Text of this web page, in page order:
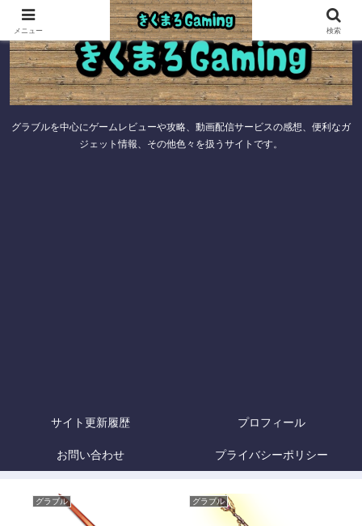
グラブルを中心にゲームレビューや攻略、動画配信サービスの感想、便利なガ
ジェット情報、その他色々を扱うサイトです。
サイト更新履歴 プロフィール
お問い合わせ プライバシーポリシー
グラブル グラブル
メニュー 検索